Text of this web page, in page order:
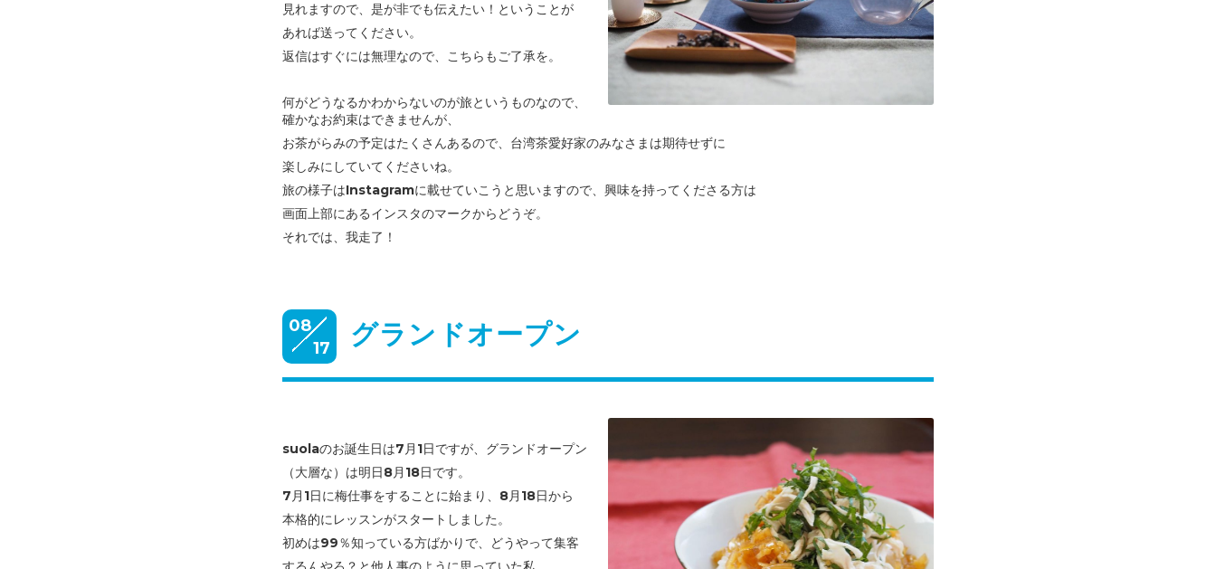
見れますので、是が非でも伝えたい！ということが
あれば送ってください。
返信はすぐには無理なので、こちらもご了承を。
何がどうなるかわからないのが旅というものなので、
確かなお約束はできませんが、
お茶がらみの予定はたくさんあるので、台湾茶愛好家のみなさまは期待せずに
楽しみにしていてくださいね。
旅の様子はInstagramに載せていこうと思いますので、興味を持ってくださる方は
画面上部にあるインスタのマークからどうぞ。
それでは、我走了！
08
17
グランドオープン
suolaのお誕生日は7月1日ですが、グランドオープン
（大層な）は明日8月18日です。
7月1日に梅仕事をすることに始まり、 8月18日から
本格的にレッスンがスタートしました。
初めは99％知っている方ばかりで、どうやって集客